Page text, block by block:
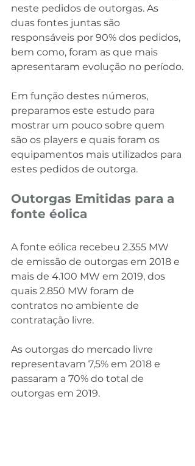
neste pedidos de outorgas. As
duas fontes juntas são
responsáveis por 90% dos pedidos,
bem como, foram as que mais
apresentaram evolução no período.
Em função destes números,
preparamos este estudo para
mostrar um pouco sobre quem
são os players e quais foram os
equipamentos mais utilizados para
estes pedidos de outorga.
Outorgas Emitidas para a
fonte éolica
A fonte eólica recebeu 2.355 MW
de emissão de outorgas em 2018 e
mais de 4.100 MW em 2019, dos
quais 2.850 MW foram de
contratos no ambiente de
contratação livre.
As outorgas do mercado livre
representavam 7,5% em 2018 e
passaram a 70% do total de
outorgas em 2019.